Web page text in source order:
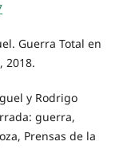
Guerra Total en
2018.
y Rodrigo
guerra,
Prensas de la